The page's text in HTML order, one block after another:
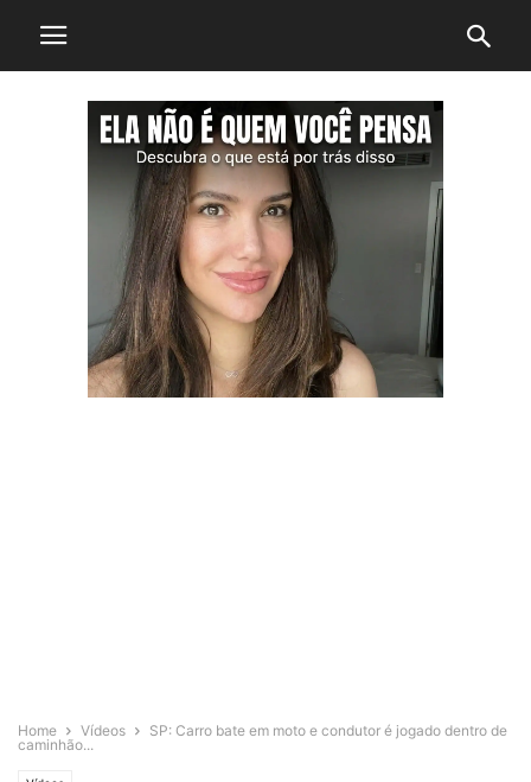
Home Vídeos
SP: Carro bate em moto e condutor é jogado dentro de
caminhão...